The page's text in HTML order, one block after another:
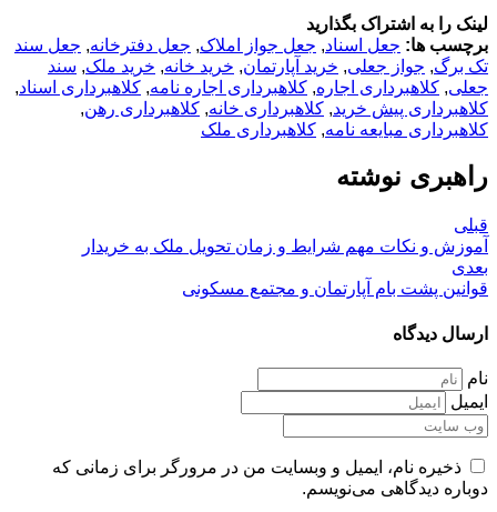
لینک را به اشتراک بگذارید
برچسب ها: جعل اسناد, جعل جواز املاک, جعل دفترخانه, جعل سند
تک برگ, جواز جعلی, خرید آپارتمان, خرید خانه, خرید ملک, سند
جعلی, کلاهبرداری اجاره, کلاهبرداری اجاره نامه, کلاهبرداری اسناد,
کلاهبرداری پیش خرید, کلاهبرداری خانه, کلاهبرداری رهن,
کلاهبرداری مبایعه نامه, کلاهبرداری ملک
راهبری نوشته
قبلی
آموزش و نکات مهم شرایط و زمان تحویل ملک به خریدار
بعدی
قوانین پشت بام آپارتمان و مجتمع مسکونی
ارسال دیدگاه
نام
ایمیل
ذخیره نام، ایمیل و وبسایت من در مرورگر برای زمانی که
دوباره دیدگاهی می‌نویسم.